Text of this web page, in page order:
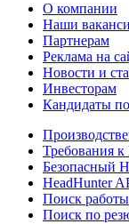
О компании
Наши
Партнерам
Реклама на
Новости и
Инвесторам
Кандидаты
Требования
Безопасный
HeadHunter
Поиск работы
Поиск по